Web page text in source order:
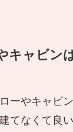
キャビン
ーやキャビ
てなくて良